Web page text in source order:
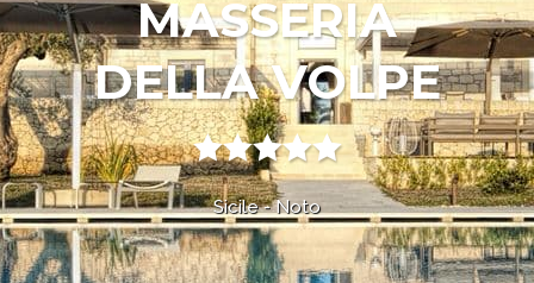
MASSERIA
DELLA VOLPE
Sicile - Noto